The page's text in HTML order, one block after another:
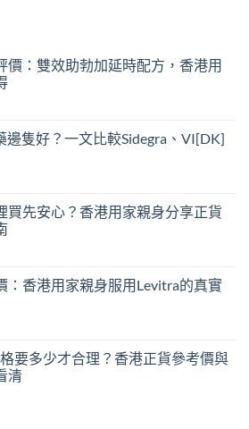
價：雙效助勃加延時配方，香港用
邊隻好？一文比較Sidegra、VI[DK]
買先安心？香港用家親身分享正貨
：香港用家親身服用Levitra的真實
要多少才合理？香港正貨參考價與
清